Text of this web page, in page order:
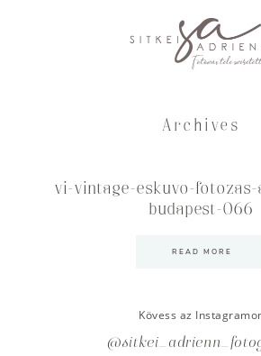
Archives
vi-vintage-eskuvo-fotozas-
budapest-066
READ MORE
Kövess az